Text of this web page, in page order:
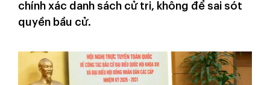
chính xác danh sách cử tri, không để sai sót
quyền bầu cử.